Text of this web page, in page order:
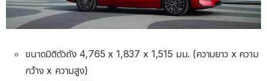
ขนาดมิติตัวถัง 4,765 x 1,837 x 1,515 มม. (ความยาว x ความ
กว้าง x ความสูง)